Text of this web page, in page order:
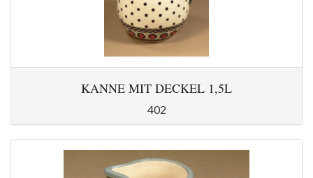
KANNE MIT DECKEL 1,5L
402